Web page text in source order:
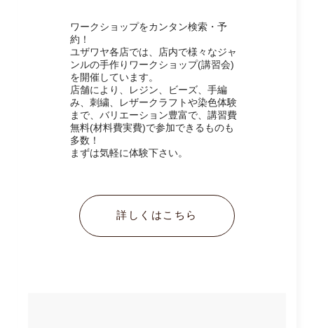
ワークショップをカンタン検索・予
約！
ユザワヤ各店では、店内で様々なジャ
ンルの手作りワークショップ(講習会)
を開催しています。
店舗により、レジン、ビーズ、手編
み、刺繍、レザークラフトや染色体験
まで、バリエーション豊富で、講習費
無料(材料費実費)で参加できるものも
多数！
まずは気軽に体験下さい。
詳しくはこちら